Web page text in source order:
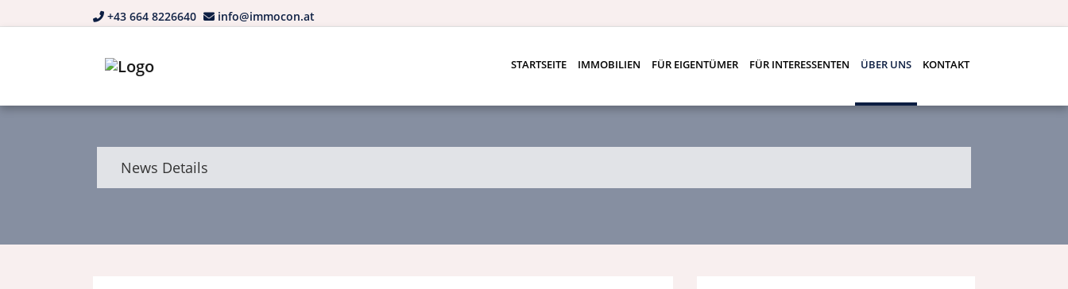
+43 664 8226640 info@immocon.at
STARTSEITE IMMOBILIEN FÜR EIGENTÜMER FÜR INTERESSENTEN ÜBER UNS KONTAKT
News Details